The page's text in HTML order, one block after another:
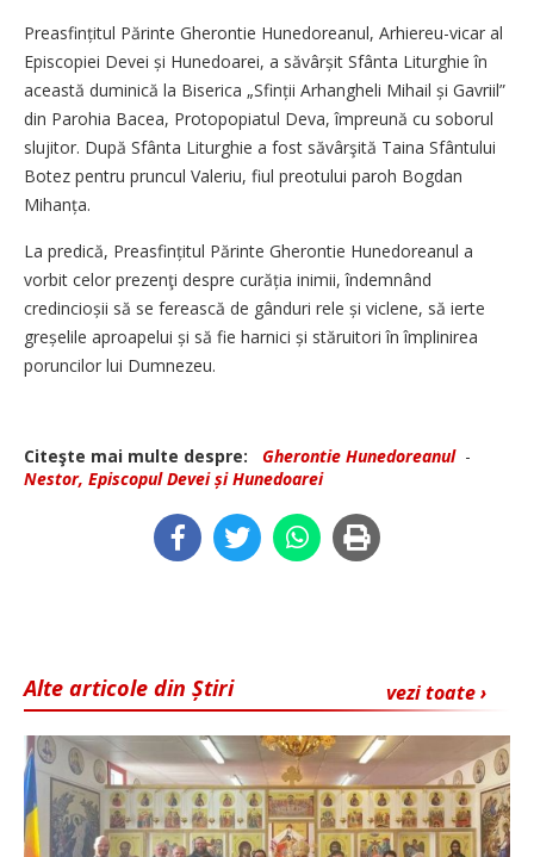
Preasfințitul Părinte Gherontie Hunedoreanul, Arhiereu-vicar al
Episcopiei Devei și Hunedoarei, a săvârșit Sfânta Liturghie în
această duminică la Biserica „Sfinții Arhangheli Mihail și Gavriil”
din Parohia Bacea, Protopopiatul Deva, împreună cu soborul
slujitor. După Sfânta Liturghie a fost săvârşită Taina Sfântului
Botez pentru pruncul Valeriu, fiul preotului paroh Bogdan
Mihanța.
La predică, Preasfințitul Părinte Gherontie Hunedoreanul a
vorbit celor prezenţi despre curăția inimii, îndemnând
credincioșii să se ferească de gânduri rele și viclene, să ierte
greșe­lile aproapelui și să fie harnici și stăruitori în împlinirea
poruncilor lui Dumnezeu.
Citeşte mai multe despre: Gherontie Hunedoreanul-
Nestor, Episcopul Devei și Hunedoarei
vezi toate ›
Alte articole din Știri